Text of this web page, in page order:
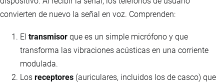
convierten de nuevo la señal en voz. Comprenden:
El transmisor que es un simple micrófono y que
transforma las vibraciones acústicas en una corriente
modulada.
Los receptores (auriculares, incluidos los de casco) que